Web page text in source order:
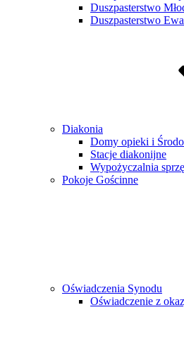
Duszpasterstwo
Duszpasterstwo
Diakonia
Domy opieki i
Stacje diakonijne
Wypożyczalnia
Pokoje Gościnne
Oświadczenia Synodu
Oświadczenie z